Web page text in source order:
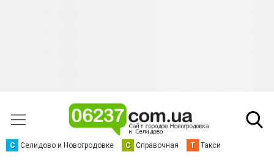
С Селидово и Новогродовке С Справочная Т Такси